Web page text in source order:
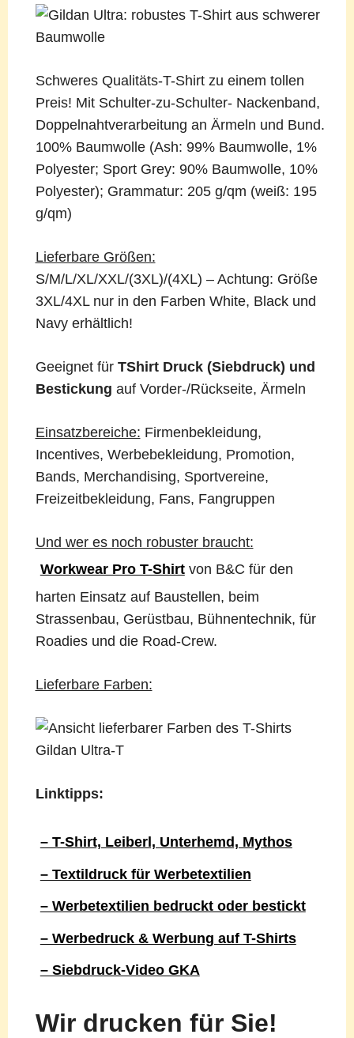
Schweres Qualitäts-T-Shirt zu einem tollen
Preis! Mit Schulter-zu-Schulter- Nackenband,
Doppelnahtverarbeitung an Ärmeln und Bund.
100% Baumwolle (Ash: 99% Baumwolle, 1%
Polyester; Sport Grey: 90% Baumwolle, 10%
Polyester); Grammatur: 205 g/qm (weiß: 195
g/qm)
Lieferbare Größen:
S/M/L/XL/XXL/(3XL)/(4XL) – Achtung: Größe
3XL/4XL nur in den Farben White, Black und
Navy erhältlich!
Geeignet für TShirt Druck (Siebdruck) und
Bestickung auf Vorder-/Rückseite, Ärmeln
Einsatzbereiche: Firmenbekleidung,
Incentives, Werbebekleidung, Promotion,
Bands, Merchandising, Sportvereine,
Freizeitbekleidung, Fans, Fangruppen
Und wer es noch robuster braucht:
Workwear Pro T-Shirtvon B&C für den
harten Einsatz auf Baustellen, beim
Strassenbau, Gerüstbau, Bühnentechnik, für
Roadies und die Road-Crew.
Lieferbare Farben:
Linktipps:
– T-Shirt, Leiberl, Unterhemd, Mythos
– Textildruck für Werbetextilien
– Werbetextilien bedruckt oder bestickt
– Werbedruck & Werbung auf T-Shirts
– Siebdruck-Video GKA
Wir drucken für Sie!